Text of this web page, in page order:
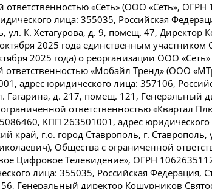
ответственностью «Сеть» (ООО «Сеть»,
лица: 355035, Российская
ул. К. Хетагурова, д. 9, помещ. 47,
2025 года единственным
2025 года) о реорганизации ООО
ответственностью «Мобайл Тренд» (ООО
адрес юридического лица: 357106,
Гагарина, д. 217, помещ. 121, Генеральный
ответственностью «Квартал
КПП 263501001, адрес юридического
край, г.о. город Ставрополь, г. Ставрополь,
Общества с ограниченной
Цифровое Телевидение», ОГРН
лица: 355035, Российская Федерация,
Генеральный директор Кошурников